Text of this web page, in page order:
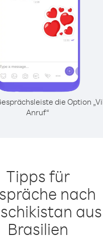
die Option
Anruf“
Tipps für
nach
aus
Brasilien